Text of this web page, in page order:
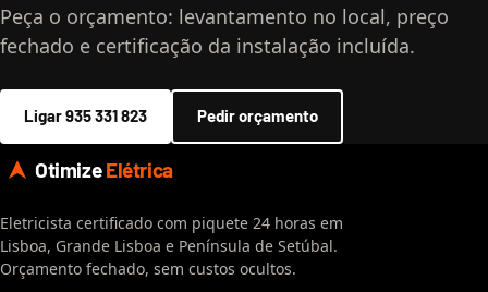
Peça o orçamento: levantamento no local, preço
fechado e certificação da instalação incluída.
Ligar 935 331 823 Pedir orçamento
OtimizeElétrica
Eletricista certificado com piquete 24 horas em
Lisboa, Grande Lisboa e Península de Setúbal.
Orçamento fechado, sem custos ocultos.